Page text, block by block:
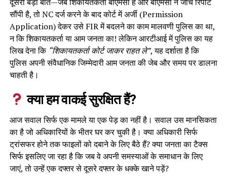
सौंपी है, तो NC दर्ज करने के बाद कोर्ट में अर्जी (Permission
Application) देकर उसे FIR में बदलने का काम मालवणी पुलिस का था,
न कि शिकायतकर्ता या आम जनता का! लेकिन आरटीआई में पुलिस का यह
लिख देना कि “शिकायतकर्ता कोर्ट जाकर राहत ले”, यह दर्शाता है कि
पुलिस अपनी संवैधानिक जिम्मेदारी आम जनता की जेब और समय पर डालना
चाहती है।
क्या हम वाकई सुरक्षित हैं?
आज सवाल सिर्फ एक मामले या एक पेड़ का नहीं है। सवाल उस मानसिकता
का है जो अधिकारियों के भीतर घर कर चुकी है। क्या अधिकारी सिर्फ
ट्रांसफर होने तक फाइलों को दबाने के लिए बैठे हैं? क्या जनता का टैक्स
सिर्फ इसलिए जा रहा है कि जब वे अपनी समस्याओं के समाधान के लिए
जाएं, तो उन्हें एक दफ्तर से दूसरे दफ्तर के धक्के खाने पड़ें?